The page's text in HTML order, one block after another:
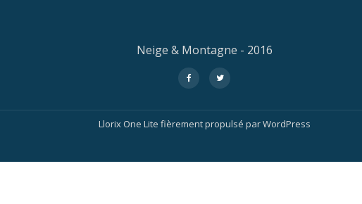
Neige & Montagne - 2016
fa-
fa-
Llorix One Lite fièrement propulsé parWordPress